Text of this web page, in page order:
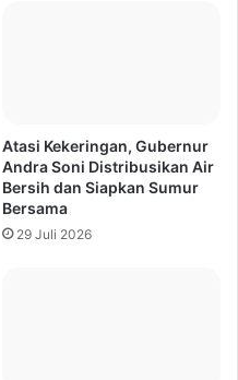
Atasi Kekeringan, Gubernur
Andra Soni Distribusikan Air
Bersih dan Siapkan Sumur
Bersama
29 Juli 2026